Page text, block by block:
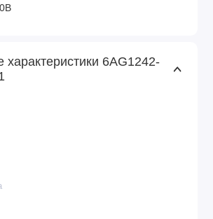
характеристики 6AG1242-